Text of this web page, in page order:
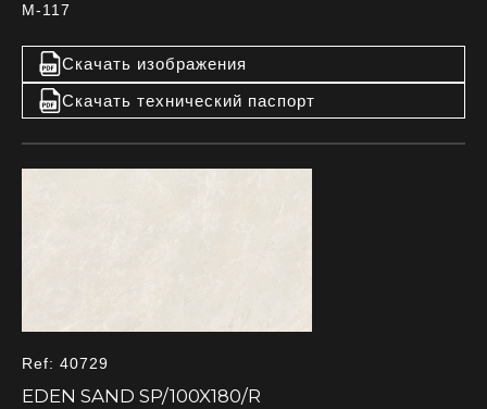
M-117
Скачать изображения
Скачать технический паспорт
Ref: 40729
EDEN SAND SP/100X180/R